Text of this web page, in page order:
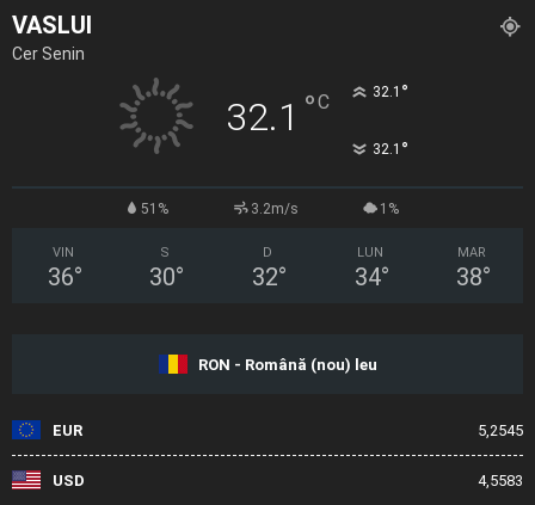
VASLUI
Cer Senin
32.1 °C 32.1 °
32.1 °
51% 3.2m/s 1%
VIN
36°
S
30°
D
32°
LUN
34°
MAR
38°
RON - Română (nou) leu
EUR 5,2545
USD 4,5583